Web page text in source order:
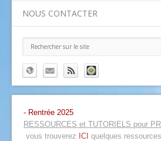
NOUS CONTACTER
- Rentrée 2025
RESSOURCES et TUTORIELS pour
vous trouverez ICI quelques